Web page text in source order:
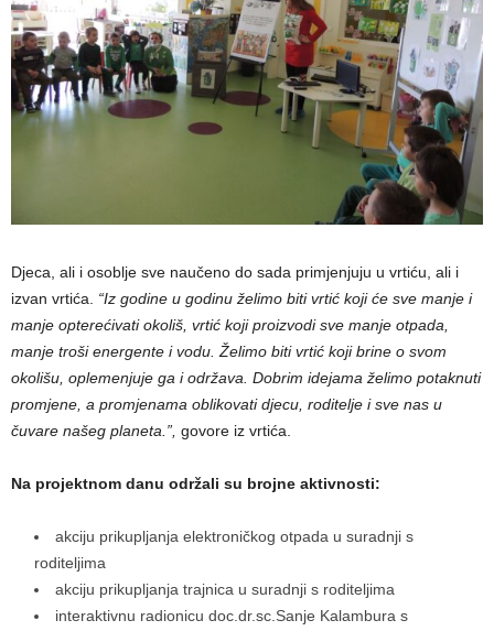
Djeca, ali i osoblje sve naučeno do sada primjenjuju u vrtiću, ali i
izvan vrtića. “Iz godine u godinu želimo biti vrtić koji će sve manje i
manje opterećivati okoliš, vrtić koji proizvodi sve manje otpada,
manje troši energente i vodu. Želimo biti vrtić koji brine o svom
okolišu, oplemenjuje ga i održava. Dobrim idejama želimo potaknuti
promjene, a promjenama oblikovati djecu, roditelje i sve nas u
čuvare našeg planeta.”, govore iz vrtića.
Na projektnom danu održali su brojne aktivnosti:
akciju prikupljanja elektroničkog otpada u suradnji s
roditeljima
akciju prikupljanja trajnica u suradnji s roditeljima
interaktivnu radionicu doc.dr.sc.Sanje Kalambura s